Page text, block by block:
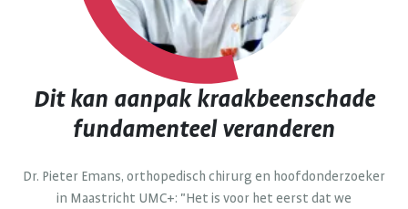
Dit kan aanpak kraakbeenschade
fundamenteel veranderen
Dr. Pieter Emans, orthopedisch chirurg en hoofdonderzoeker
in Maastricht UMC+: "Het is voor het eerst dat we